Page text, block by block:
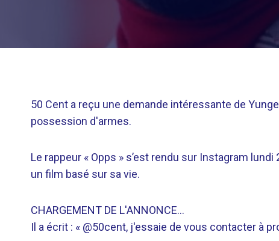
50 Cent a reçu une demande intéressante de
possession d'armes.
Le rappeur « Opps » s’est rendu sur Instagram
un film basé sur sa vie.
CHARGEMENT DE L'ANNONCE…
Il a écrit : « @50cent, j'essaie de vous contacter à